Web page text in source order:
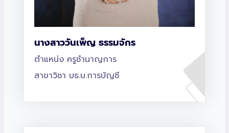
นางสาววันเพ็ญ ธรรมจักร
ตำแหน่ง ครูชำนาญการ
สาขาวิชา บธ.บ.การบัญชี